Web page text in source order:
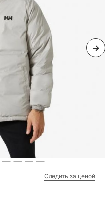
Следить за ценой